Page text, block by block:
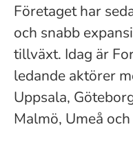
Företaget har
och snabb
tillväxt. Idag är
ledande aktörer
Uppsala,
Malmö, Umeå